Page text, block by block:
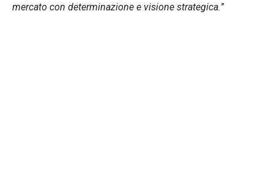
mercato con determinazione e visione strategica.”